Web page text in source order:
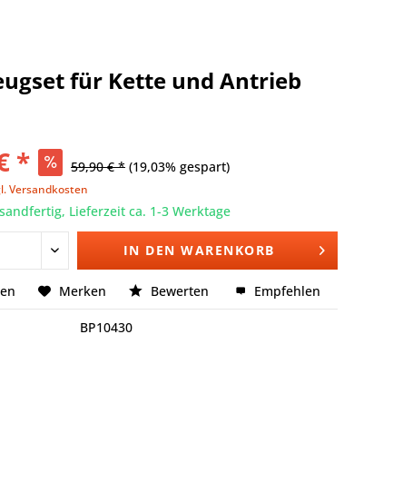
für Kette und Antrieb
* 59,90 € * (19,03% gespart)
Versandkosten
Lieferzeit ca. 1-3 Werktage
IN DEN WARENKORB
Merken Bewerten Empfehlen
BP10430